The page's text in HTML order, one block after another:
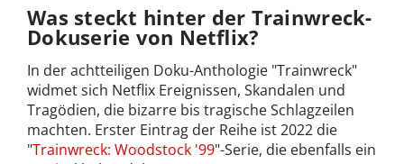
Was steckt hinter der Trainwreck-
Dokuserie von Netflix?
In der achtteiligen Doku-Anthologie "Trainwreck"
widmet sich Netflix Ereignissen, Skandalen und
Tragödien, die bizarre bis tragische Schlagzeilen
machten. Erster Eintrag der Reihe ist 2022 die
"Trainwreck: Woodstock '99"-Serie, die ebenfalls ein